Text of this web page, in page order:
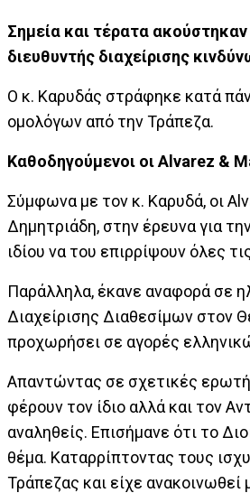
Σημεία και τέρατα
διευθυντής διαχείρισης
Ο κ. Καρυδάς στράφηκε κατά
ομολόγων από την Τράπεζα.
Kαθοδηγούμενοι οι Alvarez &
Σύμφωνα με τον κ. Καρυδά, οι
Δημητριάδη, στην έρευνα για
ιδίου να του επιρρίψουν όλες
Παράλληλα, έκανε αναφορά σε
Διαχείρισης Διαθεσίμων στον
προχωρήσει σε αγορές
Απαντώντας σε σχετικές
φέρουν τον ίδιο αλλά και τον
αναληθείς. Επισήμανε ότι το
θέμα. Καταρρίπτοντας τους
Τράπεζας και είχε